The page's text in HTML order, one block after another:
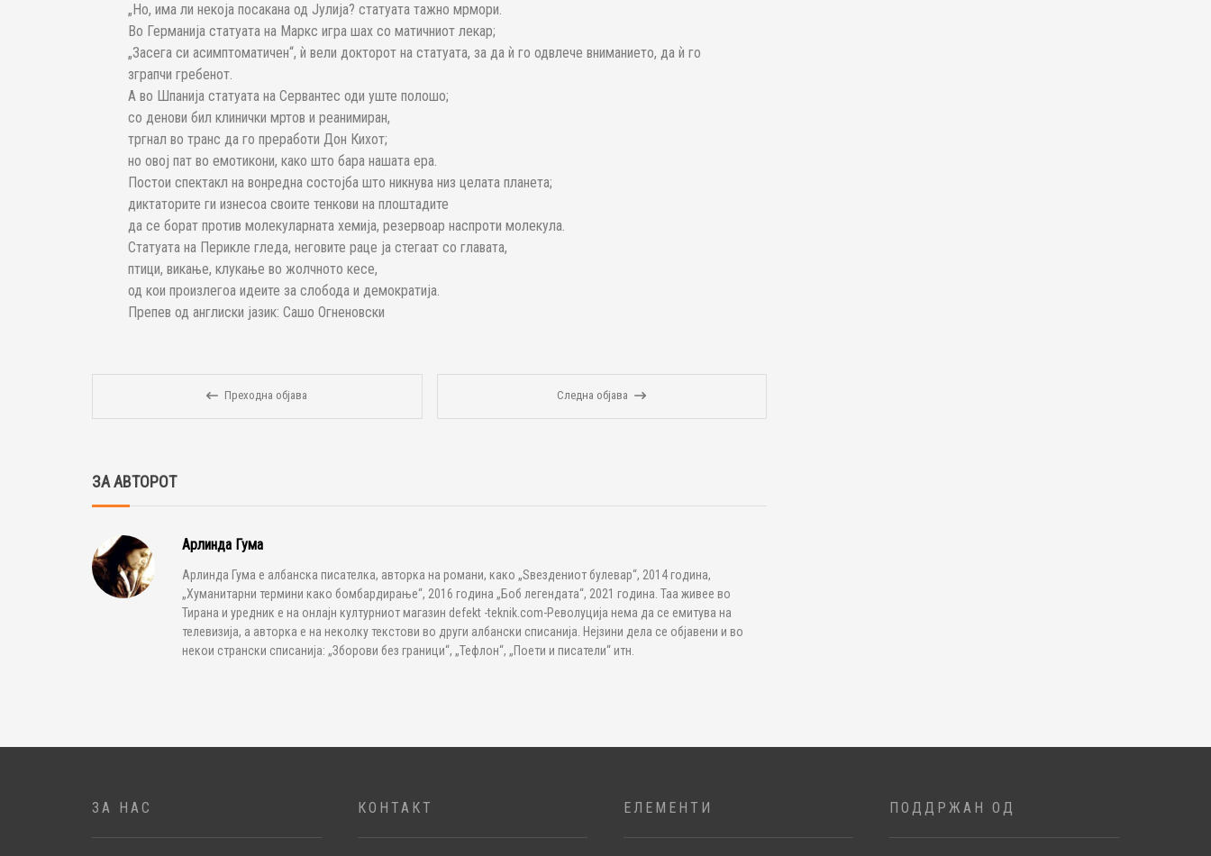
„Но, има ли некоја посакана од Јулија? статуата тажно мрмори.
Во Германија статуата на Маркс игра шах со матичниот лекар;
„Засега си асимптоматичен“, ѝ вели докторот на статуата, за да ѝ го одвлече вниманието, да ѝ го
зграпчи гребенот.
А во Шпанија статуата на Сервантес оди уште полошо;
со денови бил клинички мртов и реанимиран,
тргнал во транс да го преработи Дон Кихот;
но овој пат во емотикони, како што бара нашата ера.
Постои спектакл на вонредна состојба што никнува низ целата планета;
диктаторите ги изнесоа своите тенкови на плоштадите
да се борат против молекуларната хемија, резервоар наспроти молекула.
Статуата на Перикле гледа, неговите раце ја стегаат со главата,
птици, викање, клукање во жолчното кесе,
од кои произлегоа идеите за слобода и демократија.
Препев од англиски јазик: Сашо Огненовски
Преходна објава Следна објава
ЗА АВТОРОТ
Арлинда Гума
Арлинда Гума е албанска писателка, авторка на романи, како „Ѕвездениот булевар“, 2014 година,
„Хуманитарни термини како бомбардирање“, 2016 година „Боб легендата“, 2021 година. Таа живее во
Тирана и уредник е на онлајн културниот магазин defekt -teknik.com-Револуција нема да се емитува на
телевизија, а авторка е на неколку текстови во други албански списанија. Нејзини дела се објавени и во
некои странски списанија: „Зборови без граници“, „Тефлон“, „Поети и писатели“ итн.
ЗА НАС КОНТАКТ ЕЛЕМЕНТИ ПОДДРЖАН ОД